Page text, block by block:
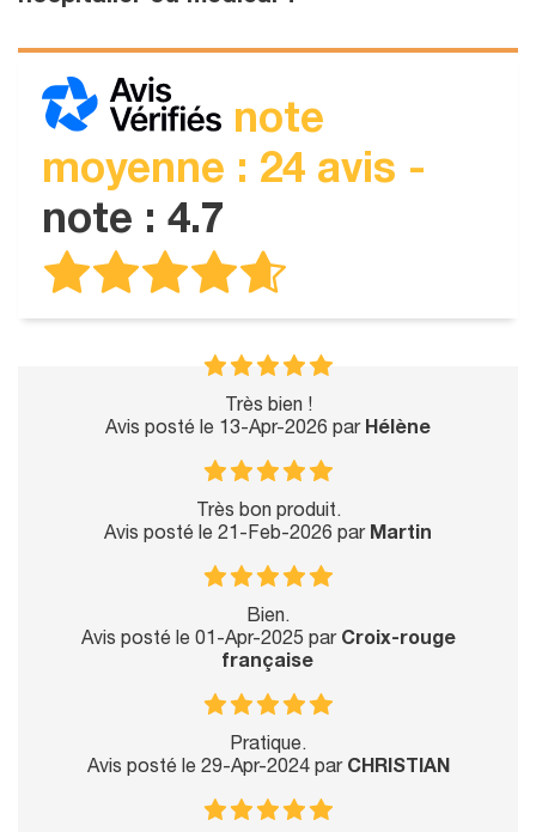
note
moyenne : 24 avis -
note : 4.7
Très bien !
Avis posté le 13-Apr-2026 par Hélène
Très bon produit.
Avis posté le 21-Feb-2026 par Martin
Bien.
Avis posté le 01-Apr-2025 par Croix-rouge
française
Pratique.
Avis posté le 29-Apr-2024 par CHRISTIAN